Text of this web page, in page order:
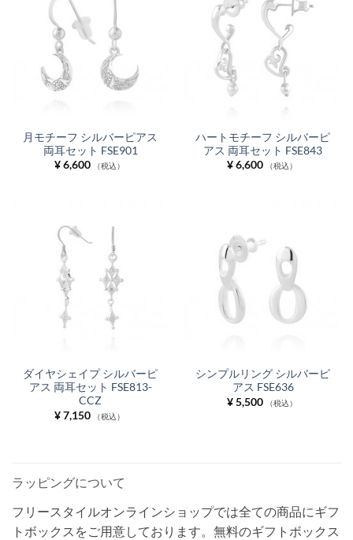
月モチーフ シルバーピアス
両耳セット FSE901
¥6,600 （税込）
ハートモチーフ シルバーピ
アス 両耳セット FSE843
¥6,600 （税込）
ダイヤシェイプ シルバーピ
アス 両耳セット FSE813-
CCZ
¥7,150 （税込）
シンプルリング シルバーピ
アス FSE636
¥5,500 （税込）
ラッピングについて
フリースタイルオンラインショップでは全ての商品にギフ
トボックスをご用意しております。無料のギフトボックス